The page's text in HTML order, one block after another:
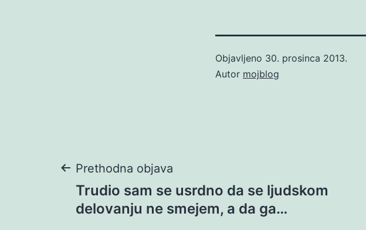
Objavljeno 30. prosinca 2013.
Autor mojblog
Navigacija
objava
Prethodna objava
Trudio sam se usrdno da se ljudskom
delovanju ne smejem, a da ga…